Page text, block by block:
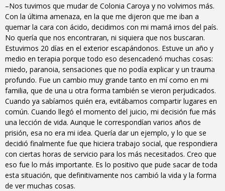
–Nos tuvimos que mudar de Colonia Caroya y no volvimos más.
Con la última amenaza, en la que me dijeron que me iban a
quemar la cara con ácido, decidimos con mi mamá irnos del país.
No quería que nos encontraran, ni siquiera que nos buscaran.
Estuvimos 20 días en el exterior escapándonos. Estuve un año y
medio en terapia porque todo eso desencadenó muchas cosas:
miedo, paranoia, sensaciones que no podía explicar y un trauma
profundo. Fue un cambio muy grande tanto en mí como en mi
familia, que de una u otra forma también se vieron perjudicados.
Cuando ya sabíamos quién era, evitábamos compartir lugares en
común. Cuando llegó el momento del juicio, mi decisión fue más
una lección de vida. Aunque le correspondían varios años de
prisión, esa no era mi idea. Quería dar un ejemplo, y lo que se
decidió finalmente fue que hiciera trabajo social, que respondiera
con ciertas horas de servicio para los más necesitados. Creo que
eso fue lo más importante. Es lo positivo que pude sacar de toda
esta situación, que definitivamente nos cambió la vida y la forma
de ver muchas cosas.